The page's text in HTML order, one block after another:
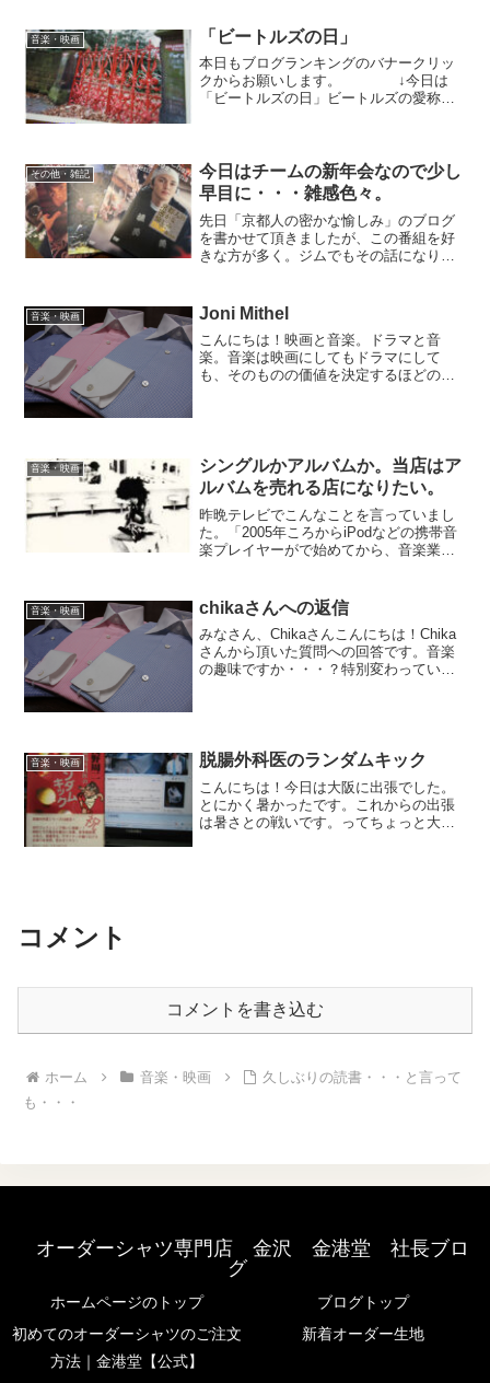
て、私昔バンド活動をやっ...
音楽・映画 「ビートルズの日」
本日もブログランキングのバナークリッ
クからお願いします。 ↓今日は
「ビートルズの日」ビートルズの愛称
ずっとビートル...
その他・雑記
今日はチームの新年会なので少し
早目に・・・雑感色々。
先日「京都人の密かな愉しみ」のブログ
を書かせて頂きましたが、この番組を好
きな方が多く。ジムでもその話になり。
極寒じゃないですか？テレビはリビング
とキッチンの方にあるの...
音楽・映画 Joni Mithel
こんにちは！映画と音楽。ドラマと音
楽。音楽は映画にしてもドラマにして
も、そのものの価値を決定するほどの重
音楽・映画
シングルかアルバムか。当店はア
ルバムを売れる店になりたい。
昨晩テレビでこんなことを言っていまし
た。「2005年ころからiPodなどの携帯音
楽プレイヤーがで始めてから、音楽業界
楽をダウンロードして買っている方が多
いのではな...
音楽・映画 chikaさんへの返信
みなさん、Chikaさんこんにちは！Chika
さんから頂いた質問への回答です。音楽
の趣味ですか・・・？特別変わっていな
音楽・映画 脱腸外科医のランダムキック
こんにちは！今日は大阪に出張でした。
とにかく暑かったです。これからの出張
は暑さとの戦いです。ってちょっと大袈
コメント
コメントを書き込む
ホーム 音楽・映画
久しぶりの読書・・・と言って
も・・・
オーダーシャツ専門店 金沢 金港堂 社長ブロ
グ
ホームページのトップ
ブログトップ
初めてのオーダーシャツのご注文
方法｜金港堂【公式】
新着オーダー生地